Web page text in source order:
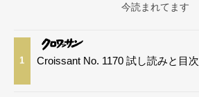
今読まれてます
1 Croissant No. 1170 試し読みと目次